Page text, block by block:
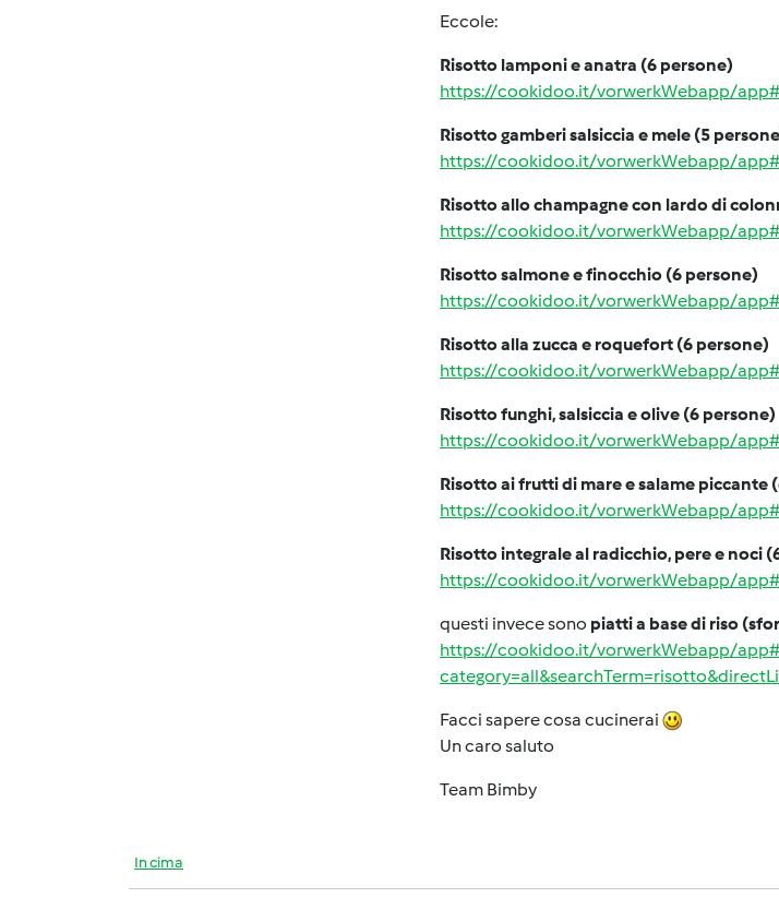
Eccole:
Risotto lamponi e anatra (6 persone)
https://cookidoo.it/vorwerkWebapp/
Risotto gamberi salsiccia e mele (5
https://cookidoo.it/vorwerkWebapp/
Risotto allo champagne con lardo di
https://cookidoo.it/vorwerkWebapp/
Risotto salmone e finocchio (6 persone)
https://cookidoo.it/vorwerkWebapp/
Risotto alla zucca e roquefort (6 persone)
https://cookidoo.it/vorwerkWebapp/
Risotto funghi, salsiccia e olive (6 persone)
https://cookidoo.it/vorwerkWebapp/
Risotto ai frutti di mare e salame piccante
https://cookidoo.it/vorwerkWebapp/
Risotto integrale al radicchio, pere e noci
https://cookidoo.it/vorwerkWebapp/
questi invece sono piatti a base di riso
https://cookidoo.it/vorwerkWebapp/
Facci sapere cosa cucinerai
Un caro saluto
Team Bimby
In cima